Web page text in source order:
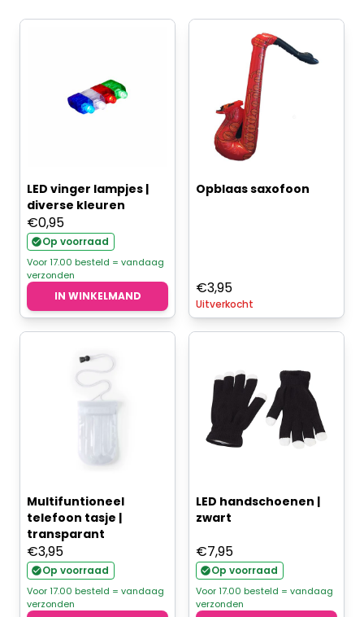
LED vinger lampjes |
diverse kleuren
€0,95
Op voorraad
Voor 17.00 besteld = vandaag
verzonden
IN WINKELMAND
Opblaas saxofoon
€3,95
Uitverkocht
Multifuntioneel
telefoon tasje |
transparant
€3,95
Op voorraad
Voor 17.00 besteld = vandaag
verzonden
LED handschoenen |
zwart
€7,95
Op voorraad
Voor 17.00 besteld = vandaag
verzonden